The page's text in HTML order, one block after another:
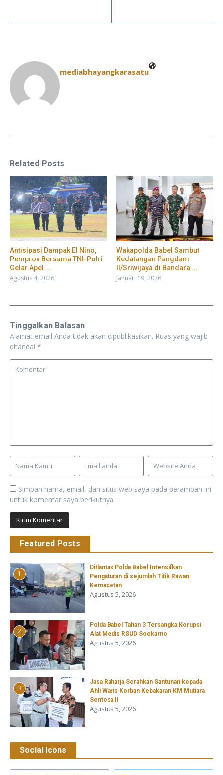
mediabhayangkarasatu
Related Posts
​Antisipasi Dampak El Nino,
Pemprov Bersama TNI-Polri
Gelar Apel ...
Agustus 4, 2026
Wakapolda Babel Sambut
Kedatangan Pangdam
II/Sriwijaya di Bandara ...
Januari 19, 2026
Tinggalkan Balasan
Alamat email Anda tidak akan dipublikasikan. Ruas yang wajib
ditandai *
Simpan nama, email, dan situs web saya pada peramban ini
untuk komentar saya berikutnya.
Featured Posts
1
Ditlantas Polda Babel Intensifkan
Pengaturan di sejumlah Titik Rawan
Kemacetan
Agustus 5, 2026
2
Polda Babel Tahan 3 Tersangka Korupsi
Alat Medis RSUD Soekarno
Agustus 5, 2026
3
Jasa Raharja Serahkan Santunan kepada
Ahli Waris Korban Kebakaran KM Mutiara
Sentosa II
Agustus 5, 2026
Social Icons